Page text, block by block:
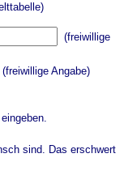
(freiwillige
(freiwillige Angabe)
sind. Das erschwert